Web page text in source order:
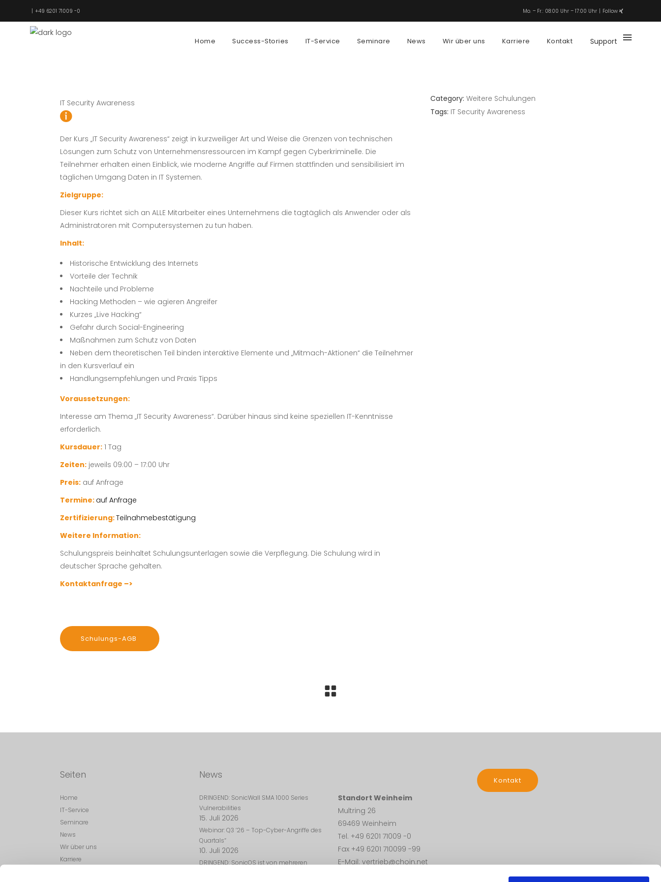
+49 6201 71009 -0 Mo. – Fr.: 08:00 Uhr – 17:00 Uhr Follow
Home Success-Stories IT-Service Seminare News Wir über uns Karriere Kontakt Support
IT Security Awareness
Der Kurs „IT Security Awareness“ zeigt in kurzweiliger Art und Weise die Grenzen von technischen
Lösungen zum Schutz von Unternehmensressourcen im Kampf gegen Cyberkriminelle. Die
Teilnehmer erhalten einen Einblick, wie moderne Angriffe auf Firmen stattfinden und sensibilisiert im
täglichen Umgang Daten in IT Systemen.
Zielgruppe:
Dieser Kurs richtet sich an ALLE Mitarbeiter eines Unternehmens die tagtäglich als Anwender oder als
Administratoren mit Computersystemen zu tun haben.
Inhalt:
Historische Entwicklung des Internets
Vorteile der Technik
Nachteile und Probleme
Hacking Methoden – wie agieren Angreifer
Kurzes „Live Hacking“
Gefahr durch Social-Engineering
Maßnahmen zum Schutz von Daten
Neben dem theoretischen Teil binden interaktive Elemente und „Mitmach-Aktionen“ die Teilnehmer
in den Kursverlauf ein
Handlungsempfehlungen und Praxis Tipps
Voraussetzungen:
Interesse am Thema „IT Security Awareness“. Darüber hinaus sind keine speziellen IT-Kenntnisse
erforderlich.
Kursdauer: 1 Tag
Zeiten: jeweils 09:00 – 17:00 Uhr
Preis: auf Anfrage
Termine: auf Anfrage
Zertifizierung:Teilnahmebestätigung
Weitere Information:
Schulungspreis beinhaltet Schulungsunterlagen sowie die Verpflegung. Die Schulung wird in
deutscher Sprache gehalten.
Kontaktanfrage –>
Schulungs-AGB
Category: Weitere Schulungen
Tags: IT Security Awareness
Seiten
Home
IT-Service
Seminare
News
Wir über uns
Karriere
News
DRINGEND: SonicWall SMA 1000 Series
Vulnerabilities
15. Juli 2026
Webinar: Q3 ’26 – Top-Cyber-Angriffe des
Quartals“
10. Juli 2026
DRINGEND: SonicOS ist von mehreren
Standort Weinheim
Multring 26
69469 Weinheim
Tel. +49 6201 71009 -0
Fax +49 6201 710099 -99
E-Mail: vertrieb@choin.net
Kontakt